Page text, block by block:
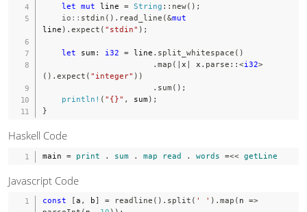
let mut line = String :: new( ) ;
io :: stdin ( ) . read_line (&mut
line ) . expect ( "stdin" ) ;
let sum : i32 = line . split_whitespace ( )
. map ( x x . parse :: <i32>
( ) . expect ( "integer" ) )
. sum ( ) ;
println! ( "{}" , sum ) ;
}
Haskell Code
main = print . sum . map read . words =<< getLine
Javascript Code
const [a , b] = readline ( ) . split ( ' ' ) . map ( n =>